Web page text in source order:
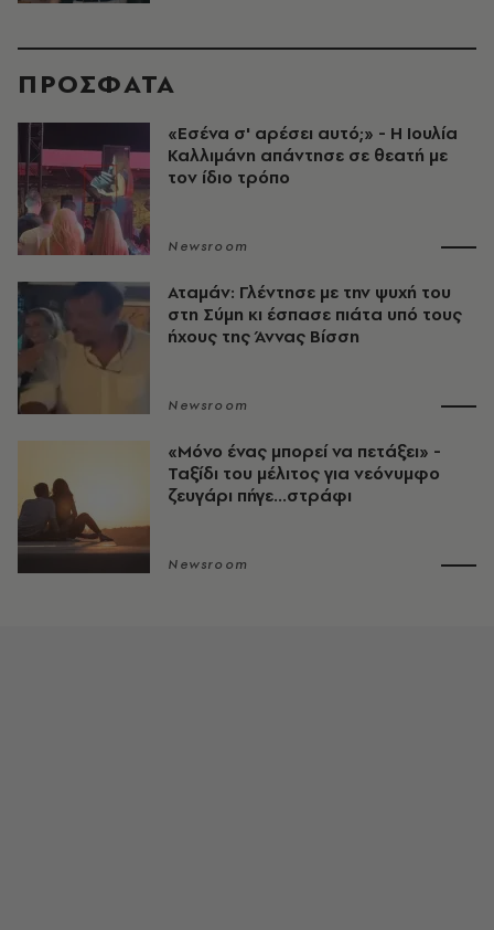
ΠΡΟΣΦΑΤΑ
«Εσένα σ' αρέσει αυτό;» - Η Ιουλία
Καλλιμάνη απάντησε σε θεατή με
τον ίδιο τρόπο
Newsroom
Αταμάν: Γλέντησε με την ψυχή του
στη Σύμη κι έσπασε πιάτα υπό τους
ήχους της Άννας Βίσση
Newsroom
«Μόνο ένας μπορεί να πετάξει» -
Ταξίδι του μέλιτος για νεόνυμφο
ζευγάρι πήγε...στράφι
Newsroom